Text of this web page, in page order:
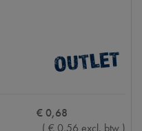
€ 0,68
( € 0,56 excl. btw )